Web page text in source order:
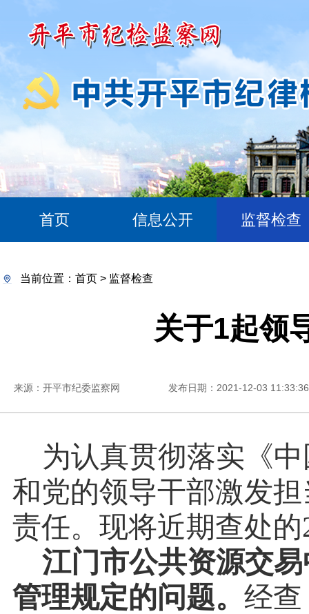
首页 信息公开 监督检查
当前位置： 首页 > 监督检查
关于1起领
来源：开平市纪委监察网 发布日期：2021-12-03 11:33:36
为认真贯彻落实《
和党的领导干部激发
责任。现将近期查处
江门市公共资源交
管理规定的问题。 经查